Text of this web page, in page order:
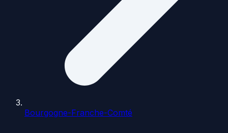
Bourgogne-Franche-Comté